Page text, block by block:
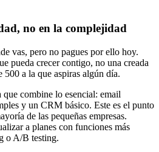
no en la complejidad
vas, pero no pagues por ello hoy.
pueda crecer contigo, no una creada
500 a la que aspiras algún día.
combine lo esencial: email
y un CRM básico. Este es el punto
de las pequeñas empresas.
a planes con funciones más
o A/B testing.